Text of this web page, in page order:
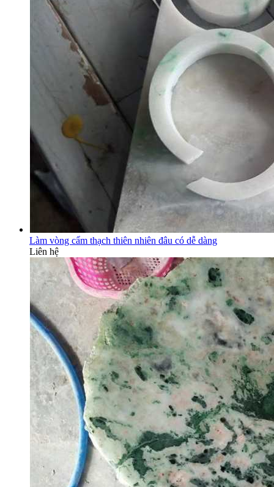
Làm vòng cẩm thạch thiên nhiên đâu có dễ dàng
Liên hệ